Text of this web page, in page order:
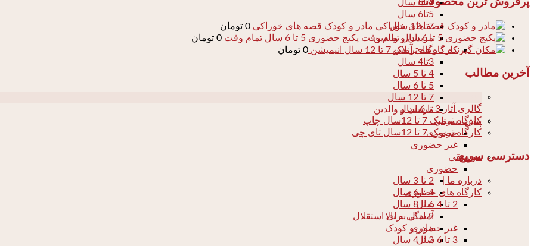
4تا5 سال
5تا6 سال
7تا 12 سال
مربیان و والدین
کارگاه های آنلاین
3تا4 سال
4 تا 5 سال
5 تا 6 سال
7 تا 12 سال
مربیان و والدین
پیش دبستان
حضوری
غیر حضوری
موسیقی
حضوری
2 تا 3 سال
4 تا 6 سال
6 تا 8 سال
9 سال به بالا
غیر حضوری
3 تا 4 سال
مادر و کودک قصه های خوراکی 0 تومان
پکیج حضوری 5 تا 6 سال تمام وقت
0 تومان
کارگاه ترمیک 7 تا 12 سال انیمیشن
0 تومان
آخرین مطالب
گالری آثار 3 تا 6 سال
کارگاه ترمیک 7 تا 12سال چاپ
کارگاه ترمیک 7 تا 12سال تای چی
دسترسی سریع
درباره ما |
کارگاه های حضوری
2 تا 4 سال
آمادگی برای استقلال
مادر و کودک
3 تا 6 سال